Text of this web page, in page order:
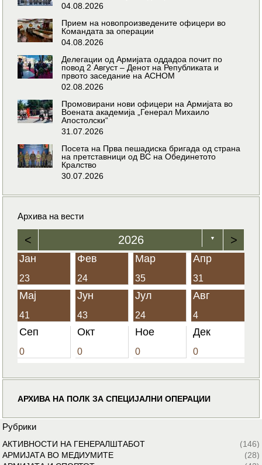
04.08.2026
Прием на новопроизведените офицери во
Командата за операции
04.08.2026
Делегации од Армијата оддадоа почит по
повод 2 Август – Денот на Републиката и
првото заседание на АСНОМ
02.08.2026
Промовирани нови офицери на Армијата во
Воената академија „Генерал Михаило
Апостолски“
31.07.2026
Посета на Прва пешадиска бригада од страна
на претставници од ВС на Обединетото
Кралство
30.07.2026
Архива на вести
< 2026 ▼ >
Јан
23
Фев
24
Мар
35
Апр
31
Мај
41
Јун
43
Јул
24
Авг
4
Сеп
0
Окт
0
Ное
0
Дек
0
АРХИВА НА ПОЛК ЗА СПЕЦИЈАЛНИ ОПЕРАЦИИ
Рубрики
АКТИВНОСТИ НА ГЕНЕРАЛШТАБОТ
(146)
АРМИЈАТА ВО МЕДИУМИТЕ
(28)